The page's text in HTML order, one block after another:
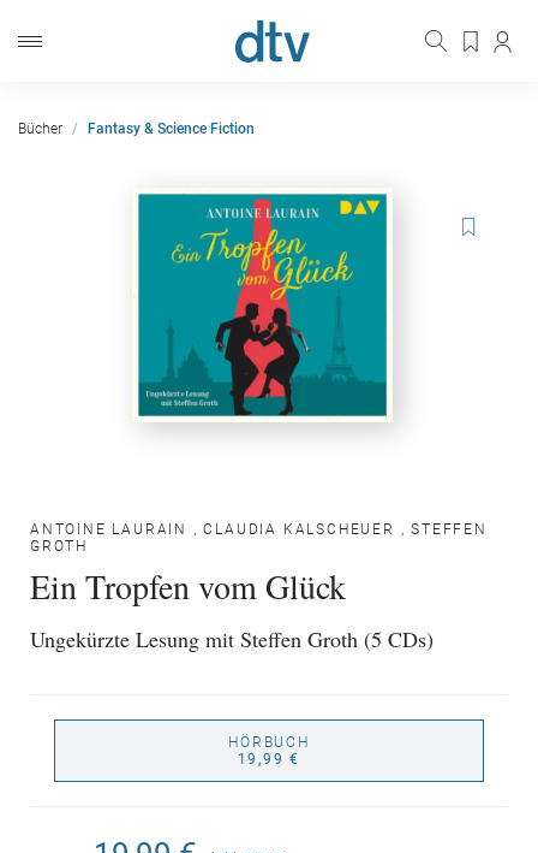
Bücher Fantasy & Science Fiction
ANTOINE LAURAIN ,CLAUDIA KALSCHEUER ,STEFFEN
GROTH
Ein Tropfen vom Glück
Ungekürzte Lesung mit Steffen Groth (5 CDs)
HÖRBUCH
19,99 €